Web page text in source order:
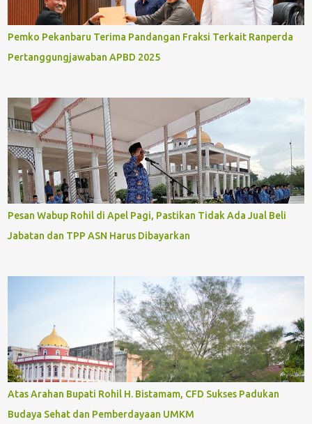
Pemko Pekanbaru Terima Pandangan Fraksi Terkait Ranperda
Pertanggungjawaban APBD 2025
Pesan Wabup Rohil di Apel Pagi, Pastikan Tidak Ada Jual Beli
Jabatan dan TPP ASN Harus Dibayarkan
Atas Arahan Bupati Rohil H. Bistamam, CFD Sukses Padukan
Budaya Sehat dan Pemberdayaan UMKM